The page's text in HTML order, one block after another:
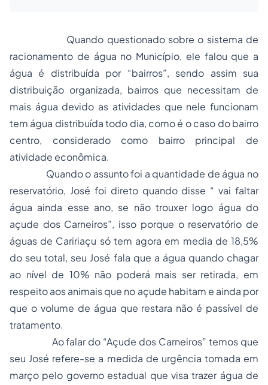
Quando questionado sobre o sistema de
racionamento de água no Município, ele falou que a
água é distribuída por “bairros”, sendo assim sua
distribuição organizada, bairros que necessitam de
mais água devido as atividades que nele funcionam
tem água distribuída todo dia, como é o caso do bairro
centro, considerado como bairro principal de
atividade econômica.
Quando o assunto foi a quantidade de água no
reservatório, José foi direto quando disse “ vai faltar
água ainda esse ano, se não trouxer logo água do
açude dos Carneiros”, isso porque o reservatório de
águas de Caririaçu só tem agora em media de 18,5%
do seu total, seu José fala que a água quando chagar
ao nível de 10% não poderá mais ser retirada, em
respeito aos animais que no açude habitam e ainda por
que o volume de água que restara não é passível de
tratamento.
Ao falar do “Açude dos Carneiros” temos que
seu José refere-se a medida de urgência tomada em
março pelo governo estadual que visa trazer água de